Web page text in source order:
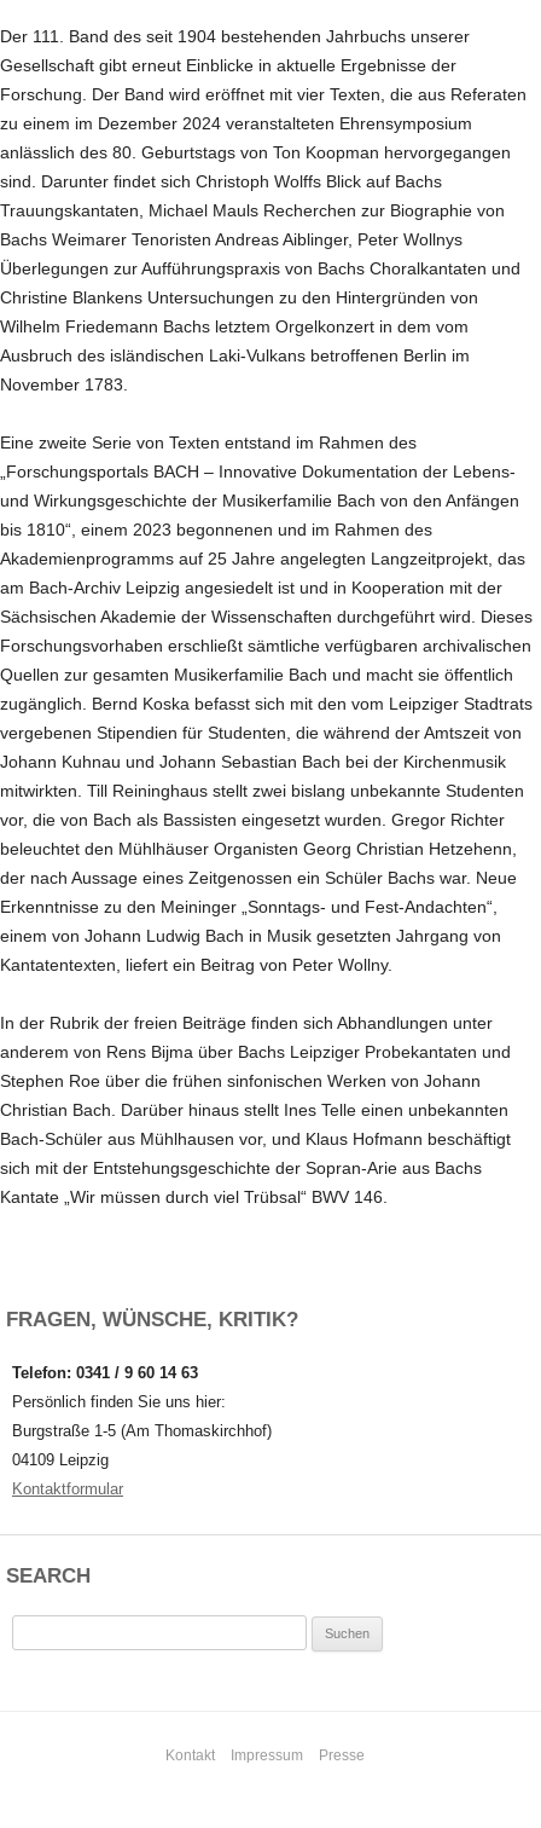
Der 111. Band des seit 1904 bestehenden Jahrbuchs unserer
Gesellschaft gibt erneut Einblicke in aktuelle Ergebnisse der
Forschung. Der Band wird eröffnet mit vier Texten, die aus Referaten
zu einem im Dezember 2024 veranstalteten Ehrensymposium
anlässlich des 80. Geburtstags von Ton Koopman hervorgegangen
sind. Darunter findet sich Christoph Wolffs Blick auf Bachs
Trauungskantaten, Michael Mauls Recherchen zur Biographie von
Bachs Weimarer Tenoristen Andreas Aiblinger, Peter Wollnys
Überlegungen zur Aufführungspraxis von Bachs Choralkantaten und
Christine Blankens Untersuchungen zu den Hintergründen von
Wilhelm Friedemann Bachs letztem Orgelkonzert in dem vom
Ausbruch des isländischen Laki-Vulkans betroffenen Berlin im
November 1783.
Eine zweite Serie von Texten entstand im Rahmen des
„Forschungsportals BACH – Innovative Dokumentation der Lebens-
und Wirkungsgeschichte der Musikerfamilie Bach von den Anfängen
bis 1810“, einem 2023 begonnenen und im Rahmen des
Akademienprogramms auf 25 Jahre angelegten Langzeitprojekt, das
am Bach-Archiv Leipzig angesiedelt ist und in Kooperation mit der
Sächsischen Akademie der Wissenschaften durchgeführt wird. Dieses
Forschungsvorhaben erschließt sämtliche verfügbaren archivalischen
Quellen zur gesamten Musikerfamilie Bach und macht sie öffentlich
zugänglich. Bernd Koska befasst sich mit den vom Leipziger Stadtrats
vergebenen Stipendien für Studenten, die während der Amtszeit von
Johann Kuhnau und Johann Sebastian Bach bei der Kirchenmusik
mitwirkten. Till Reininghaus stellt zwei bislang unbekannte Studenten
vor, die von Bach als Bassisten eingesetzt wurden. Gregor Richter
beleuchtet den Mühlhäuser Organisten Georg Christian Hetzehenn,
der nach Aussage eines Zeitgenossen ein Schüler Bachs war. Neue
Erkenntnisse zu den Meininger „Sonntags- und Fest-Andachten“,
einem von Johann Ludwig Bach in Musik gesetzten Jahrgang von
Kantatentexten, liefert ein Beitrag von Peter Wollny.
In der Rubrik der freien Beiträge finden sich Abhandlungen unter
anderem von Rens Bijma über Bachs Leipziger Probekantaten und
Stephen Roe über die frühen sinfonischen Werken von Johann
Christian Bach. Darüber hinaus stellt Ines Telle einen unbekannten
Bach-Schüler aus Mühlhausen vor, und Klaus Hofmann beschäftigt
sich mit der Entstehungsgeschichte der Sopran-Arie aus Bachs
Kantate „Wir müssen durch viel Trübsal“ BWV 146.
FRAGEN, WÜNSCHE, KRITIK?
Telefon: 0341 / 9 60 14 63
Persönlich finden Sie uns hier:
Burgstraße 1-5 (Am Thomaskirchhof)
04109 Leipzig
Kontaktformular
SEARCH
Kontakt Impressum Presse